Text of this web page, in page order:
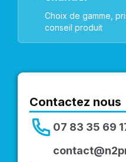
Choix de gamme,
conseil produit
Contactez nous
07 83 35 69